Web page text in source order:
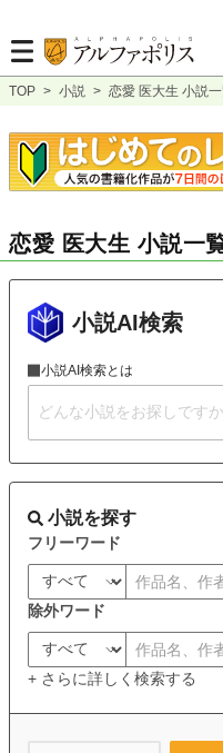
TOP > 小説 > 恋愛 医大生 小説
恋愛 医大生 小説一
小説AI検索
小説AI検索とは
小説を探す
フリーワード
除外ワード
+ さらに詳しく検索する